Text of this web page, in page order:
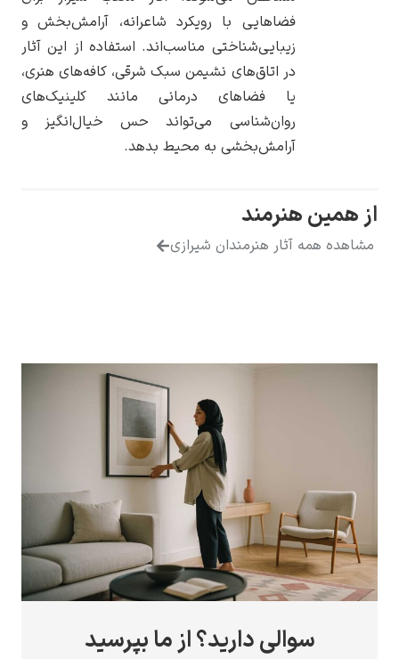
فضاهایی با رویکرد شاعرانه، آرامش‌بخش و
زیبایی‌شناختی مناسب‌اند. استفاده از این آثار
در اتاق‌های نشیمن سبک شرقی، کافه‌های هنری،
یا فضاهای درمانی مانند کلینیک‌های
روان‌شناسی می‌تواند حس خیال‌انگیز و
آرامش‌بخشی به محیط بدهد.
از همین هنرمند
مشاهده همه آثار هنرمندان شیرازی
سوالی دارید؟ از ما بپرسید